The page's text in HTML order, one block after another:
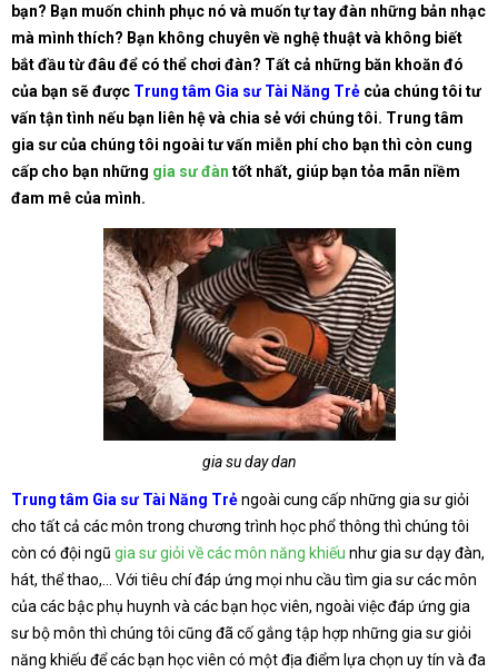
bạn? Bạn muốn chinh phục nó và muốn tự tay đàn những bản nhạc
mà mình thích? Bạn không chuyên về nghệ thuật và không biết
bắt đầu từ đâu để có thể chơi đàn? Tất cả những băn khoăn đó
của bạn sẽ được Trung tâm Gia sư Tài Năng Trẻ của chúng tôi tư
vấn tận tình nếu bạn liên hệ và chia sẻ với chúng tôi. Trung tâm
gia sư của chúng tôi ngoài tư vấn miễn phí cho bạn thì còn cung
cấp cho bạn những gia sư đàn tốt nhất, giúp bạn tỏa mãn niềm
đam mê của mình.
gia su day dan
Trung tâm Gia sư Tài Năng Trẻngoài cung cấp những gia sư giỏi
cho tất cả các môn trong chương trình học phổ thông thì chúng tôi
còn có đội ngũ gia sư giỏi về các môn năng khiếu như gia sư dạy đàn,
hát, thể thao,… Với tiêu chí đáp ứng mọi nhu cầu tìm gia sư các môn
của các bậc phụ huynh và các bạn học viên, ngoài việc đáp ứng gia
sư bộ môn thì chúng tôi cũng đã cố gắng tập hợp những gia sư giỏi
năng khiếu để các bạn học viên có một địa điểm lựa chọn uy tín và đa